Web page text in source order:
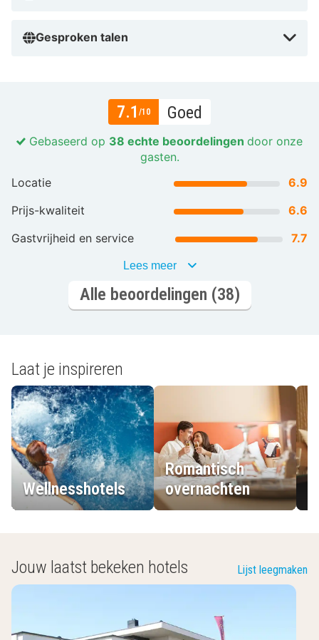
Gesproken talen
7.1 /10 Goed
Gebaseerd op 38 echte beoordelingen door onze
gasten.
Locatie
6.9
Prijs-kwaliteit
6.6
Gastvrijheid en service
7.7
Lees meer
Alle beoordelingen (38)
Laat je inspireren
Wellnesshotels
Romantisch
overnachten
Jouw laatst bekeken hotels Lijst leegmaken